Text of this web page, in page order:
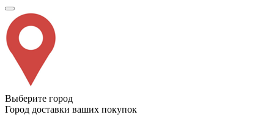
Выберите город
Город доставки ваших покупок